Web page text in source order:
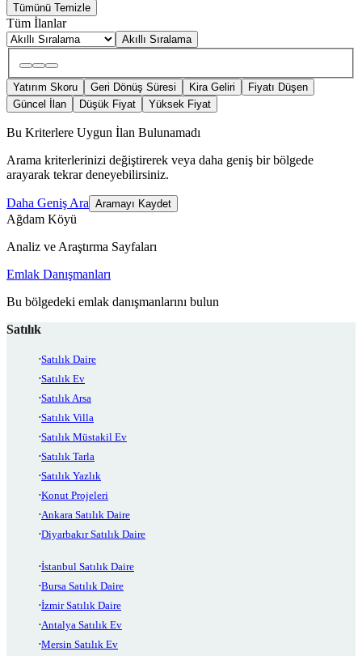
Tümünü Temizle
Tüm İlanlar
Akıllı Sıralama
Yatırım Skoru Geri Dönüş Süresi Kira Geliri
Fiyatı Düşen
Güncel İlan
Düşük Fiyat Yüksek Fiyat
Bu Kriterlere Uygun İlan Bulunamadı
Arama kriterlerinizi değiştirerek veya daha geniş bir bölgede
arayarak tekrar deneyebilirsiniz.
Daha Geniş Ara Aramayı Kaydet
Ağdam Köyü
Analiz ve Araştırma Sayfaları
Emlak Danışmanları
Bu bölgedeki emlak danışmanlarını bulun
Satılık
Satılık Daire
Satılık Ev
Satılık Arsa
Satılık Villa
Satılık Müstakil Ev
Satılık Tarla
Satılık Yazlık
Konut Projeleri
Ankara Satılık Daire
Diyarbakır Satılık Daire
İstanbul Satılık Daire
Bursa Satılık Daire
İzmir Satılık Daire
Antalya Satılık Ev
Mersin Satılık Ev